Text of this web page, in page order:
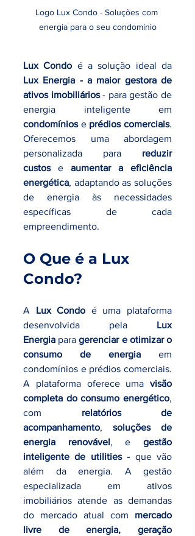
Logo Lux Condo - Soluções com
energia para o seu condomínio
Lux Condo
Lux Energia - a maior gestora de
ativos imobiliários - para gestão de
condomínios e prédios comerciais.
Oferecemos uma abordagem
personalizada para reduzir
custos e aumentar a eficiência
energética, adaptando as soluções
de energia às necessidades
específicas de cada
empreendimento.
O Que é a Lux
Condo?
A Lux Condo é uma plataforma
desenvolvida pela Lux
Energia para gerenciar e otimizar o
consumo de energia em
condomínios e prédios comerciais.
A plataforma oferece uma visão
completa do consumo energético,
com relatórios de
acompanhamento, soluções de
energia renovável, e gestão
inteligente de utilities - que vão
além da energia. A gestão
especializada em ativos
imobiliários atende as demandas
do mercado atual com mercado
livre de energia, geração